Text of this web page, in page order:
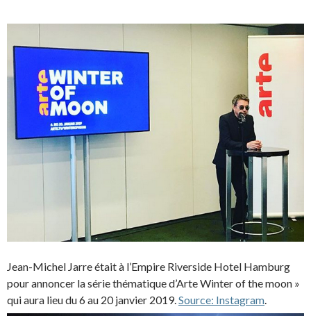
Jean-Michel Jarre était à l’Empire Riverside Hotel Hamburg
pour annoncer la série thématique d’Arte Winter of the moon »
qui aura lieu du 6 au 20 janvier 2019. Source: Instagram